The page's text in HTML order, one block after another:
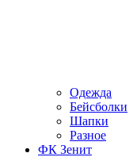
Одежда
Бейсболки
Шапки
Разное
ФК Зенит